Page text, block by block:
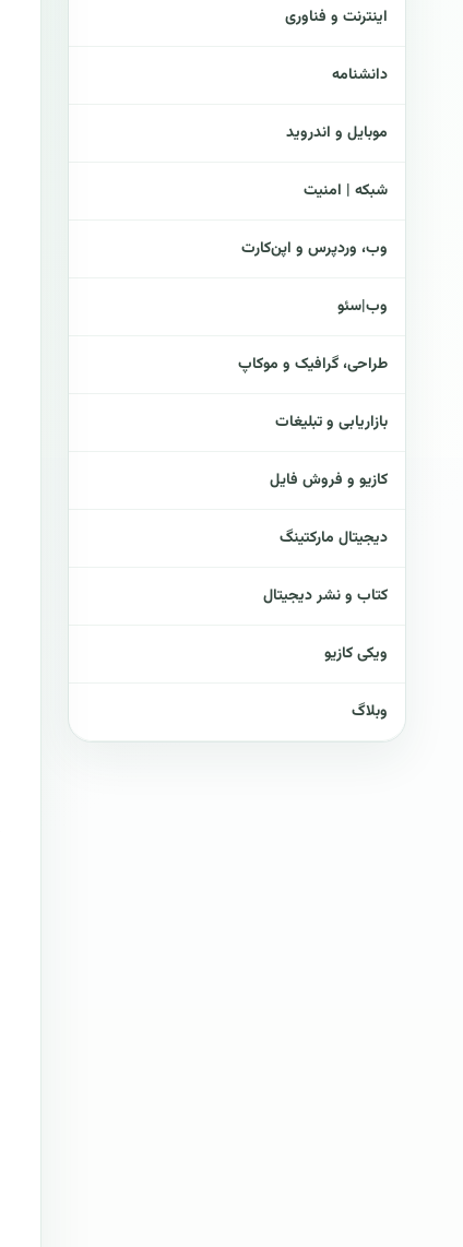
اینترنت و فناوری
دانشنامه
موبایل و اندروید
شبکه | امنیت
وب، وردپرس و اپن‌کارت
وب|سئو
طراحی، گرافیک و موکاپ
بازاریابی و تبلیغات
کازیو و فروش فایل
دیجیتال مارکتینگ
کتاب و نشر دیجیتال
ویکی کازیو
وبلاگ